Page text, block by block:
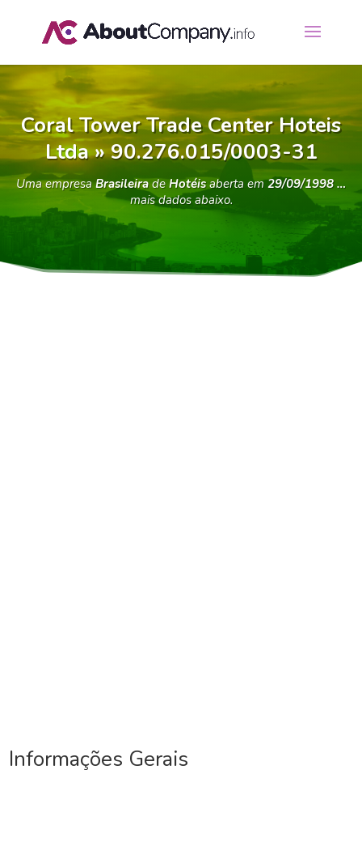
Coral Tower Trade Center Hoteis
Ltda » 90.276.015/0003-31
Uma empresaBrasileiradeHotéisaberta em29/09/1998 …
mais dados abaixo.
Informações Gerais